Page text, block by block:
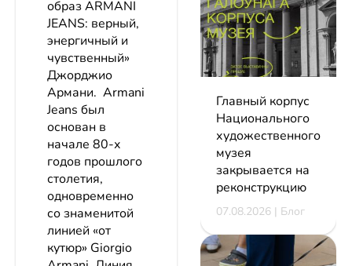
образ ARMANI
JEANS: верный,
энергичный и
чувственный»
Джорджио
Армани. Armani
Jeans был
основан в
начале 80-х
годов прошлого
столетия,
одновременно
со знаменитой
линией «от
кутюр» Giorgio
Главный корпус
Национального
художественного
музея
закрывается на
реконструкцию
07.08.2026 | Блог